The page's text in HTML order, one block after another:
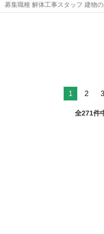
募集職種 解体工事スタッフ 建物
などを行います。未経験の方も一
1 2 3
全271件